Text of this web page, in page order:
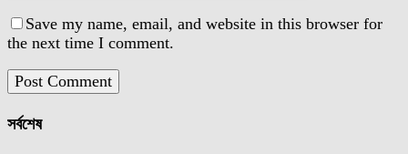
Save my name, email, and website in this browser for
the next time I comment.
সর্বশেষ